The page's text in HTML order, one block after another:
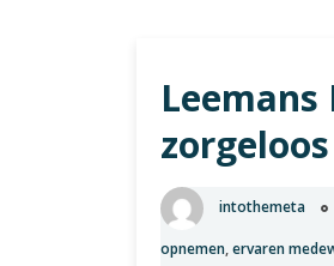
intothemeta
opnemen,ervaren